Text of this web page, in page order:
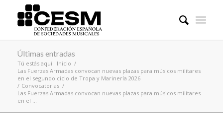
Últimas entradas
Tú estás aquí: Inicio /
Las Fuerzas Armadas convocan nuevas plazas para músicos militares
en el segundo ciclo de Tropa y Marinería 2026
/ Convocatorias /
Las Fuerzas Armadas convocan nuevas plazas para músicos militares
en el ...